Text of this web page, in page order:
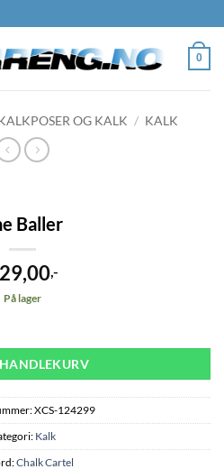
0
OG KALK / KALK
Baller
,-
På lager
XCS-124299
Kalk
Chalk Cartel